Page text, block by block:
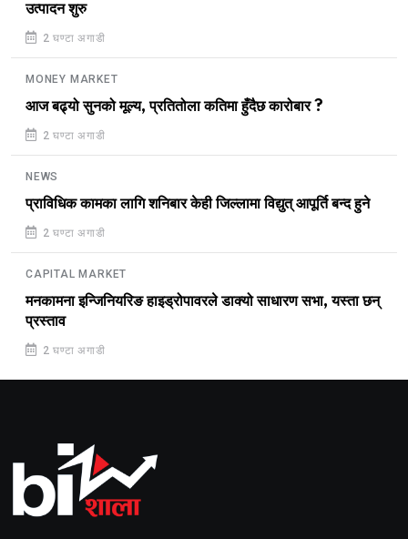
उत्पादन शुरु
2 घण्टा अगाडी
MONEY MARKET
आज बढ्यो सुनको मूल्य, प्रतितोला कतिमा हुँदैछ कारोबार ?
2 घण्टा अगाडी
NEWS
प्राविधिक कामका लागि शनिबार केही जिल्लामा विद्युत् आपूर्ति बन्द हुने
2 घण्टा अगाडी
CAPITAL MARKET
मनकामना इन्जिनियरिङ हाइड्रोपावरले डाक्यो साधारण सभा, यस्ता छन्
प्रस्ताव
2 घण्टा अगाडी